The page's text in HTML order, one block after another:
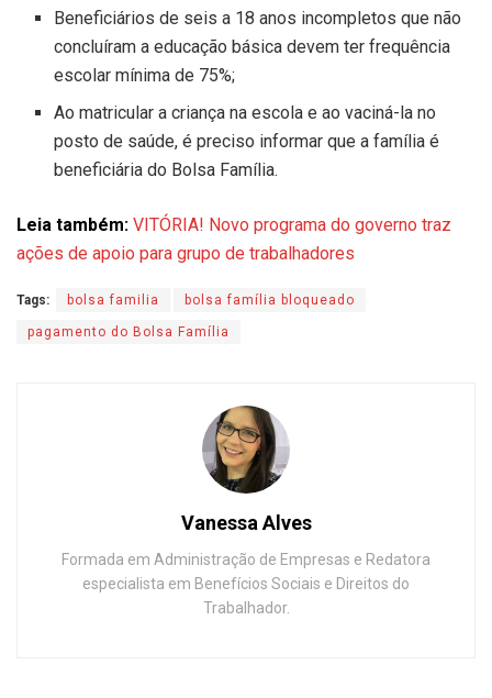
Beneficiários de seis a 18 anos incompletos que não
concluíram a educação básica devem ter frequência
escolar mínima de 75%;
Ao matricular a criança na escola e ao vaciná-la no
posto de saúde, é preciso informar que a família é
beneficiária do Bolsa Família.
Leia também: VITÓRIA! Novo programa do governo traz
ações de apoio para grupo de trabalhadores
Tags: bolsa familia bolsa família bloqueado
pagamento do Bolsa Família
Vanessa Alves
Formada em Administração de Empresas e Redatora
especialista em Benefícios Sociais e Direitos do
Trabalhador.